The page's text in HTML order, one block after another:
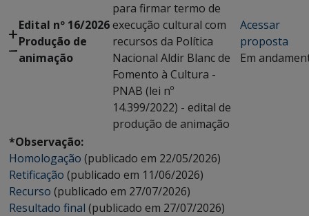
Edital nº 16/2026
Produção de
animação
para firmar termo de
execução cultural com
recursos da Política
Nacional Aldir Blanc de
Fomento à Cultura -
PNAB (lei nº
14.399/2022) - edital de
produção de animação
Acessar
proposta
Em
*Observação:
Homologação (publicado em 22/05/2026)
Retificação (publicado em 11/06/2026)
Recurso (publicado em 27/07/2026)
Resultado final (publicado em 27/07/2026)